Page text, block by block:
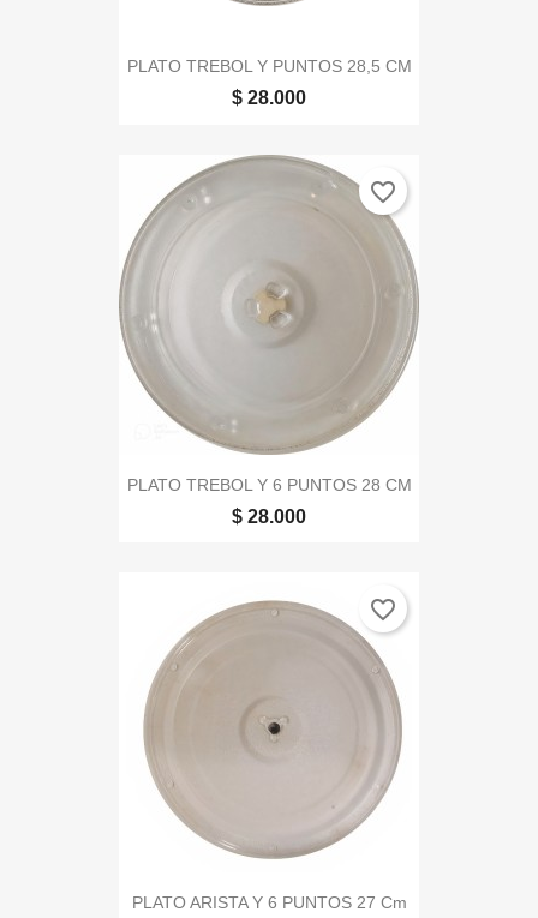
PLATO TREBOL Y PUNTOS 28,5 CM
$ 28.000
PLATO TREBOL Y 6 PUNTOS 28 CM
$ 28.000
favorite_border
PLATO ARISTA Y 6 PUNTOS 27 Cm
favorite_border